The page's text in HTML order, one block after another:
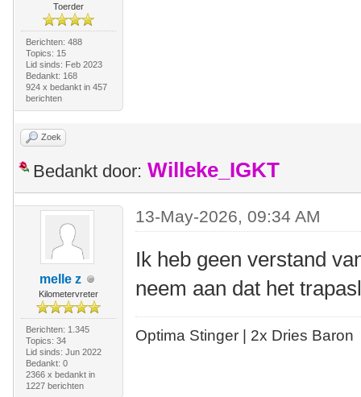
Toerder
Berichten: 488
Topics: 15
Lid sinds: Feb 2023
Bedankt: 168
924 x bedankt in 457
berichten
Zoek
Bedankt door: Willeke_IGKT
melle z
Kilometervreter
Berichten: 1.345
Topics: 34
Lid sinds: Jun 2022
Bedankt: 0
2366 x bedankt in
1227 berichten
13-May-2026, 09:34 AM
Ik heb geen verstand
neem aan dat het
Optima Stinger | 2x Dries Baron